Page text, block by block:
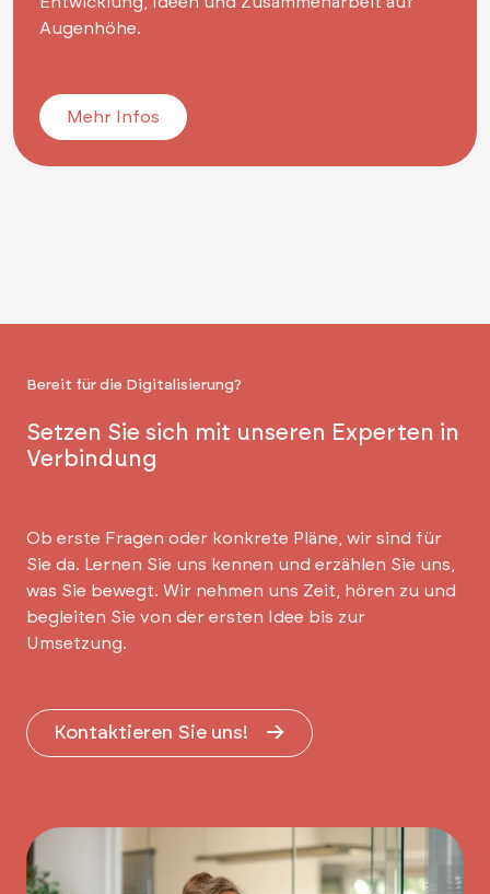
Augenhöhe.
Mehr Infos
Bereit für die Digitalisierung?
Setzen Sie sich mit unseren Experten in
Verbindung
Ob erste Fragen oder konkrete Pläne, wir sind für
Sie da. Lernen Sie uns kennen und erzählen Sie uns,
was Sie bewegt. Wir nehmen uns Zeit, hören zu und
begleiten Sie von der ersten Idee bis zur
Umsetzung.
Kontaktieren Sie uns!